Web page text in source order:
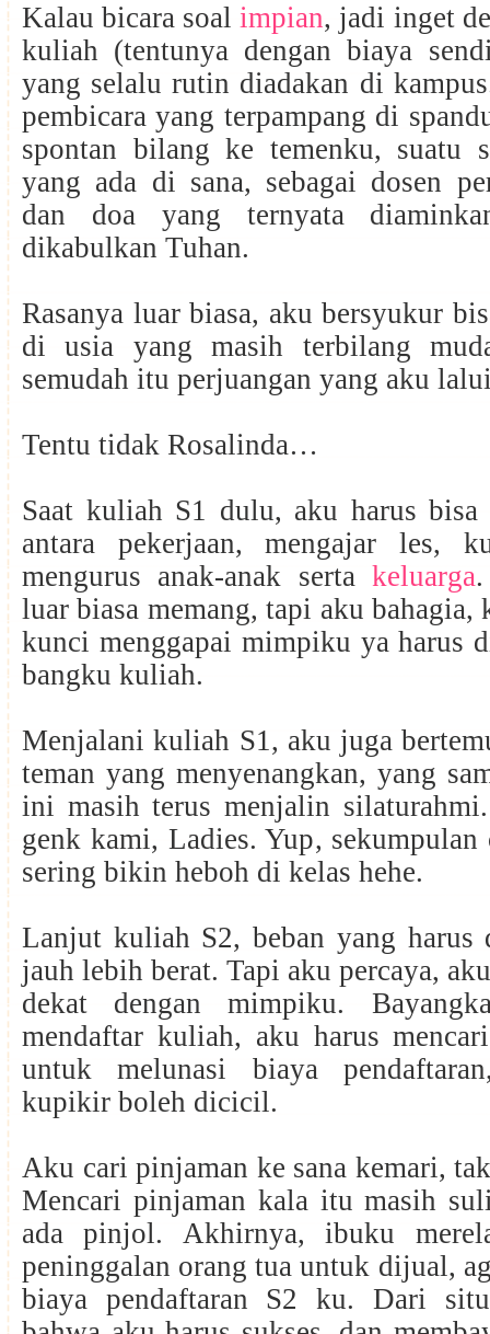
Kalau bicara soalimpian, jadi inget
kuliah (tentunya dengan biaya
yang selalu rutin diadakan di
pembicara yang terpampang di
spontan bilang ke temenku, suatu
yang ada di sana, sebagai dosen
dan doa yang ternyata
dikabulkan Tuhan.
Rasanya luar biasa, aku bersyukur
di usia yang masih terbilang
semudah itu perjuangan yang aku
Tentu tidak Rosalinda…
Saat kuliah S1 dulu, aku harus bisa
antara pekerjaan, mengajar les,
mengurus anak-anak sertakeluarga
luar biasa memang, tapi aku bahagia,
kunci menggapai mimpiku ya harus
bangku kuliah.
Menjalani kuliah S1, aku juga
teman yang menyenangkan, yang
ini masih terus menjalin
genk kami, Ladies. Yup, sekumpulan
sering bikin heboh di kelas hehe.
Lanjut kuliah S2, beban yang harus
jauh lebih berat. Tapi aku percaya,
dekat dengan mimpiku.
mendaftar kuliah, aku harus
untuk melunasi biaya
kupikir boleh dicicil.
Aku cari pinjaman ke sana kemari,
Mencari pinjaman kala itu masih
ada pinjol. Akhirnya, ibuku
peninggalan orang tua untuk dijual,
biaya pendaftaran S2 ku. Dari